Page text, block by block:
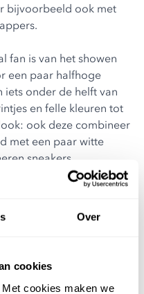
Over
cookies
cookies maken we
bijvoorbeeld ook met
.
fan is van het showen
een paar halfhoge
iets onder de helft van
en felle kleuren tot
ook deze combineer
met een paar witte
sneakers
en herensneakers
dames sneakers
om te gaan! Wil je
dan bijvoorbeeld